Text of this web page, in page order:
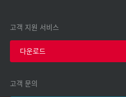
고객 지원 서비스
다운로드
고객 문의